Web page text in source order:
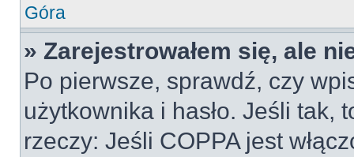
Góra
» Zarejestrowałem się, ale
Po pierwsze, sprawdź, czy
użytkownika i hasło. Jeśli tak,
rzeczy: Jeśli COPPA jest